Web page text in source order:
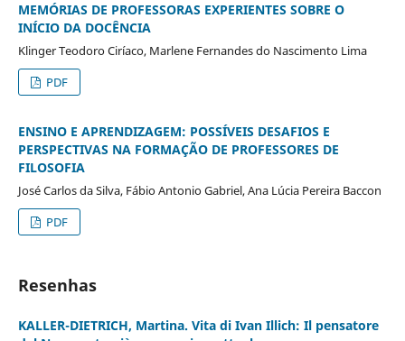
MEMÓRIAS DE PROFESSORAS EXPERIENTES SOBRE O
INÍCIO DA DOCÊNCIA
Klinger Teodoro Ciríaco, Marlene Fernandes do Nascimento Lima
PDF
ENSINO E APRENDIZAGEM: POSSÍVEIS DESAFIOS E
PERSPECTIVAS NA FORMAÇÃO DE PROFESSORES DE
FILOSOFIA
José Carlos da Silva, Fábio Antonio Gabriel, Ana Lúcia Pereira Baccon
PDF
Resenhas
KALLER-DIETRICH, Martina. Vita di Ivan Illich: Il pensatore